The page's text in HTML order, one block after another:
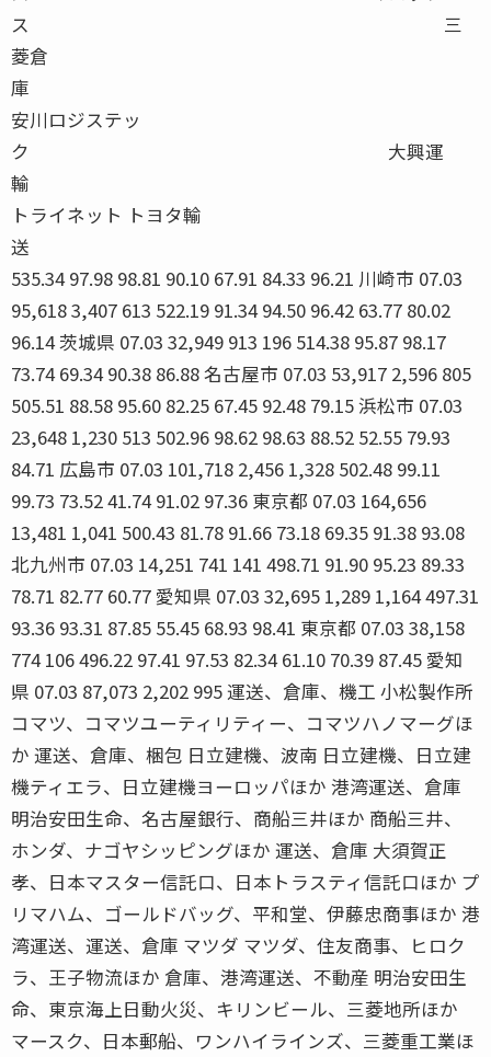
ス 三
菱倉
庫
安川ロジステッ
ク 大興運
輸
トライネット トヨタ輸
送
535.34 97.98 98.81 90.10 67.91 84.33 96.21 川崎市 07.03
95,618 3,407 613 522.19 91.34 94.50 96.42 63.77 80.02
96.14 茨城県 07.03 32,949 913 196 514.38 95.87 98.17
73.74 69.34 90.38 86.88 名古屋市 07.03 53,917 2,596 805
505.51 88.58 95.60 82.25 67.45 92.48 79.15 浜松市 07.03
23,648 1,230 513 502.96 98.62 98.63 88.52 52.55 79.93
84.71 広島市 07.03 101,718 2,456 1,328 502.48 99.11
99.73 73.52 41.74 91.02 97.36 東京都 07.03 164,656
13,481 1,041 500.43 81.78 91.66 73.18 69.35 91.38 93.08
北九州市 07.03 14,251 741 141 498.71 91.90 95.23 89.33
78.71 82.77 60.77 愛知県 07.03 32,695 1,289 1,164 497.31
93.36 93.31 87.85 55.45 68.93 98.41 東京都 07.03 38,158
774 106 496.22 97.41 97.53 82.34 61.10 70.39 87.45 愛知
県 07.03 87,073 2,202 995 運送、倉庫、機工 小松製作所
コマツ、コマツユーティリティー、コマツハノマーグほ
か 運送、倉庫、梱包 日立建機、波南 日立建機、日立建
機ティエラ、日立建機ヨーロッパほか 港湾運送、倉庫
明治安田生命、名古屋銀行、商船三井ほか 商船三井、
ホンダ、ナゴヤシッピングほか 運送、倉庫 大須賀正
孝、日本マスター信託口、日本トラスティ信託口ほか プ
リマハム、ゴールドバッグ、平和堂、伊藤忠商事ほか 港
湾運送、運送、倉庫 マツダ マツダ、住友商事、ヒロク
ラ、王子物流ほか 倉庫、港湾運送、不動産 明治安田生
命、東京海上日動火災、キリンビール、三菱地所ほか
マースク、日本郵船、ワンハイラインズ、三菱重工業ほ